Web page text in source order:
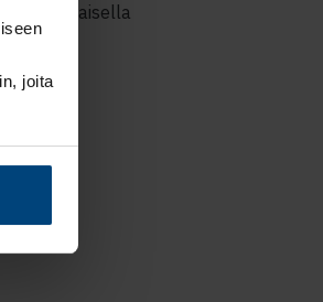
joita
Rantalaisella